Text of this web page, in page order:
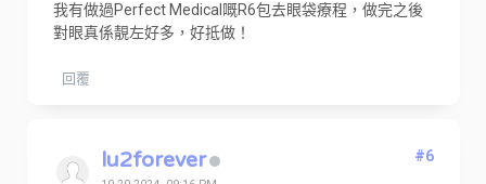
我有做過Perfect Medical嘅R6包去眼袋療程，做完之後
對眼真係靚左好多，好抵做！
回覆
lu2forever #6